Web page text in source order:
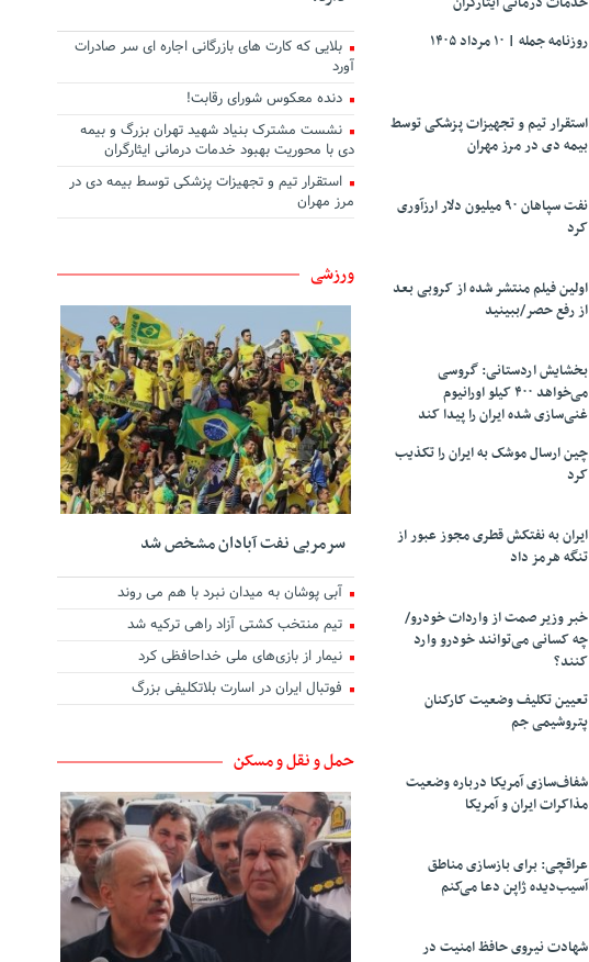
روزنامه جمله | ۱۰ مرداد ۱۴۰۵
استقرار تیم و تجهیزات پزشکی توسط
بیمه دی در مرز مهران
نفت سپاهان ۹۰ میلیون دلار ارزآوری
کرد
اولین فیلم منتشر شده از کروبی بعد
از رفع حصر/ببینید
بخشایش اردستانی: گروسی
می‌خواهد ۴۰۰ کیلو اورانیوم
غنی‌سازی شده ایران را پیدا کند
چین ارسال موشک به ایران را تکذیب
کرد
ایران به نفتکش قطری مجوز عبور از
تنگه هرمز داد
خبر وزیر صمت از واردات خودرو/
چه کسانی می‌توانند خودرو وارد
کنند؟
تعیین تکلیف وضعیت کارکنان
پتروشیمی جم
شفاف‌سازی آمریکا درباره وضعیت
مذاکرات ایران و آمریکا
عراقچی: برای بازسازی مناطق
آسیب‌دیده ژاپن دعا می‌کنم
شهادت نیروی حافظ امنیت در
بلایی که کارت های بازرگانی اجاره ای سر صادرات
آورد
دنده معکوس شورای رقابت!
نشست مشترک بنیاد شهید تهران بزرگ و بیمه
دی با محوریت بهبود خدمات درمانی ایثارگران
استقرار تیم و تجهیزات پزشکی توسط بیمه دی در
مرز مهران
ورزشی
سرمربی نفت آبادان مشخص شد
آبی پوشان به میدان نبرد با هم می روند
تیم منتخب کشتی آزاد راهی ترکیه شد
نیمار از بازی‌های ملی خداحافظی کرد
فوتبال ایران در اسارت بلاتکلیفی بزرگ
حمل و نقل و مسکن